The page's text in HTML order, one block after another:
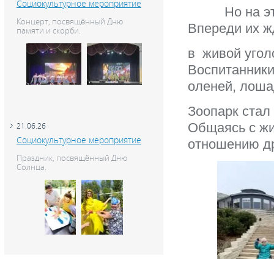
Но на этом
Впереди их
в живой
оленей,
Зоопарк
Общаясь с
отношению
Социокультурное мероприятие
Концерт, посвящённый Дню
памяти и скорби.
21.06.26
Социокультурное мероприятие
Праздник, посвящённый Дню
Солнца.